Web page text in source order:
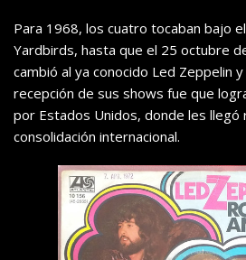
Para 1968, los cuatro tocaban bajo
Yardbirds, hasta que el 25 octubre
cambió al ya conocido Led Zeppelin y
recepción de sus shows fue que
por Estados Unidos, donde les llegó
consolidación internacional.